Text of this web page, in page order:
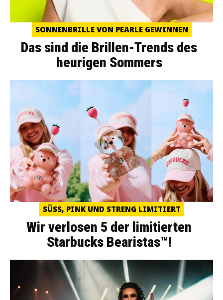
SONNENBRILLE VON PEARLE GEWINNEN
Das sind die Brillen-Trends des
heurigen Sommers
SÜSS, PINK UND STRENG LIMITIERT
Wir verlosen 5 der limitierten
Starbucks Bearistas™!